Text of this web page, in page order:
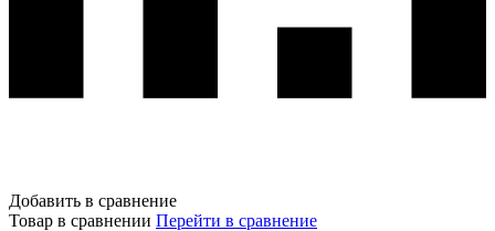
Добавить в сравнение
Товар в сравнении Перейти в сравнение